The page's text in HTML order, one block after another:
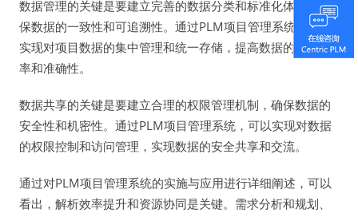
数据管理的关键是要建立完善的数据分类和标准化体系，确
保数据的一致性和可追溯性。通过PLM项目管理系统，可以
实现对项目数据的集中管理和统一存储，提高数据的管理效
率和准确性。
数据共享的关键是要建立合理的权限管理机制，确保数据的
安全性和机密性。通过PLM项目管理系统，可以实现对数据
的权限控制和访问管理，实现数据的安全共享和交流。
通过对PLM项目管理系统的实施与应用进行详细阐述，可以
看出，解析效率提升和资源协同是关键。需求分析和规划、